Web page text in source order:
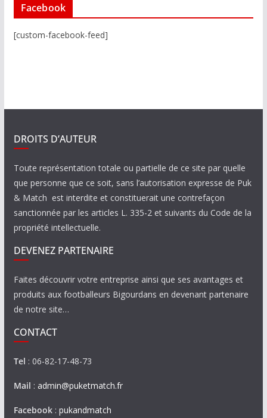
Facebook
[custom-facebook-feed]
DROITS D’AUTEUR
Toute représentation totale ou partielle de ce site par quelle
que personne que ce soit, sans l’autorisation expresse de Puk
& Match est interdite et constituerait une contrefaçon
sanctionnée par les articles L. 335-2 et suivants du Code de la
propriété intellectuelle.
DEVENEZ PARTENAIRE
Faites découvrir votre entreprise ainsi que ses avantages et
produits aux footballeurs Bigourdans en devenant partenaire
de notre site…
CONTACT
Tel : 06-82-17-48-73
Mail : admin@puketmatch.fr
Facebook: pukandmatch